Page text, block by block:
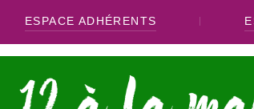
ESPACE ADHÉRENTS